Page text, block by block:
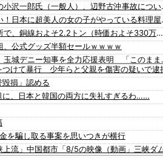
デニー支援の小沢一郎氏（
外国人「おい
太陽光発電所で、銅線およそ2.2トン（時価およそ330万円相当）盗んだなど、ベトナム国籍（無職）２人逮捕、盗まれた銅線の半分はすでに売却 富山で「金属盗対策法違反（去年9月施行）」による検挙は初
、公式グッズ半額セールｗｗｗｗ
小沢一郎氏、玉城デニ
「日本人が減り外国人
つけて暴行 少年らと父親を傷害の疑いで逮
損」認める
に、日本と韓国の両方に失礼すぎるわ……
を騙し取る事案を思いつきが横行
流」中国都市「8/5の映像（動画」三峡